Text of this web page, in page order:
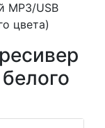
MP3/USB
цвета)